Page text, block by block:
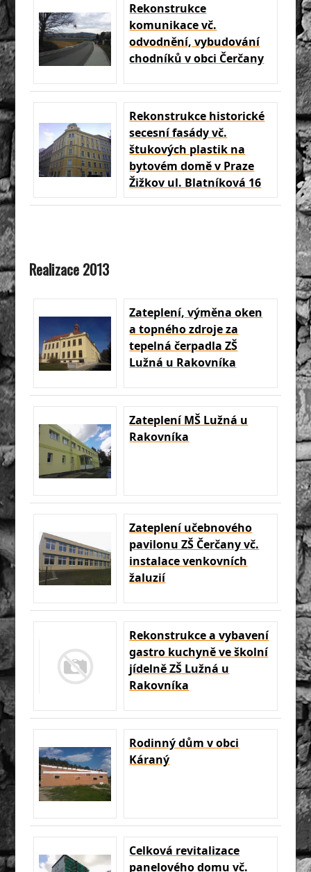
Rekonstrukce
komunikace vč.
odvodnění, vybudování
chodníků v obci Čerčany
Rekonstrukce historické
secesní fasády vč.
štukových plastik na
bytovém domě v Praze
Žižkov ul. Blatníková 16
Realizace 2013
Zateplení, výměna oken
a topného zdroje za
tepelná čerpadla ZŠ
Lužná u Rakovníka
Zateplení MŠ Lužná u
Rakovníka
Zateplení učebnového
pavilonu ZŠ Čerčany vč.
instalace venkovních
žaluzií
Rekonstrukce a vybavení
gastro kuchyně ve školní
jídelně ZŠ Lužná u
Rakovníka
Rodinný dům v obci
Káraný
Celková revitalizace
panelového domu vč.